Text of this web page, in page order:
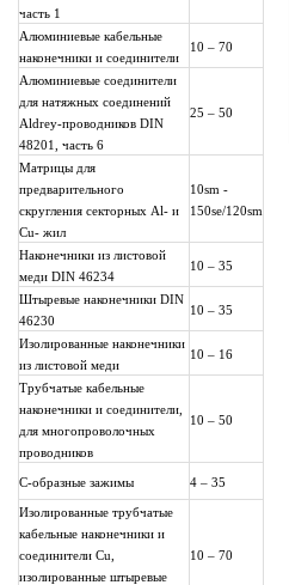
часть 1
Алюминиевые кабельные
наконечники и соединители
10 – 70
Алюминиевые соединители
для натяжных соединений
Aldrey-проводников DIN
48201, часть 6
25 – 50
Матрицы для
предварительного
скругления секторных Al- и
Cu- жил
10sm -
150se/120sm
Наконечники из листовой
меди DIN 46234
10 – 35
Штыревые наконечники DIN
46230
10 – 35
Изолированные наконечники
из листовой меди
10 – 16
Трубчатые кабельные
наконечники и соединители,
для многопроволочных
проводников
10 – 50
C-образные зажимы 4 – 35
Изолированные трубчатые
кабельные наконечники и
соединители Cu,
изолированные штыревые
10 – 70